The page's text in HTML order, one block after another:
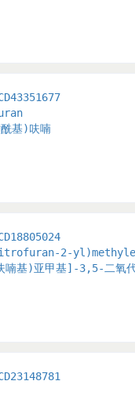
基)呋喃
2-
基)亚甲基]-3,5-二氧代